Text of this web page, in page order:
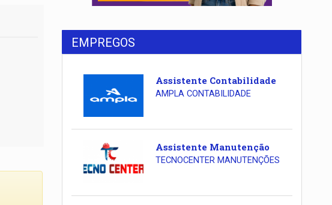
EMPREGOS
Assistente Contabilidade
AMPLA CONTABILIDADE
Assistente Manutenção
TECNOCENTER MANUTENÇÕES